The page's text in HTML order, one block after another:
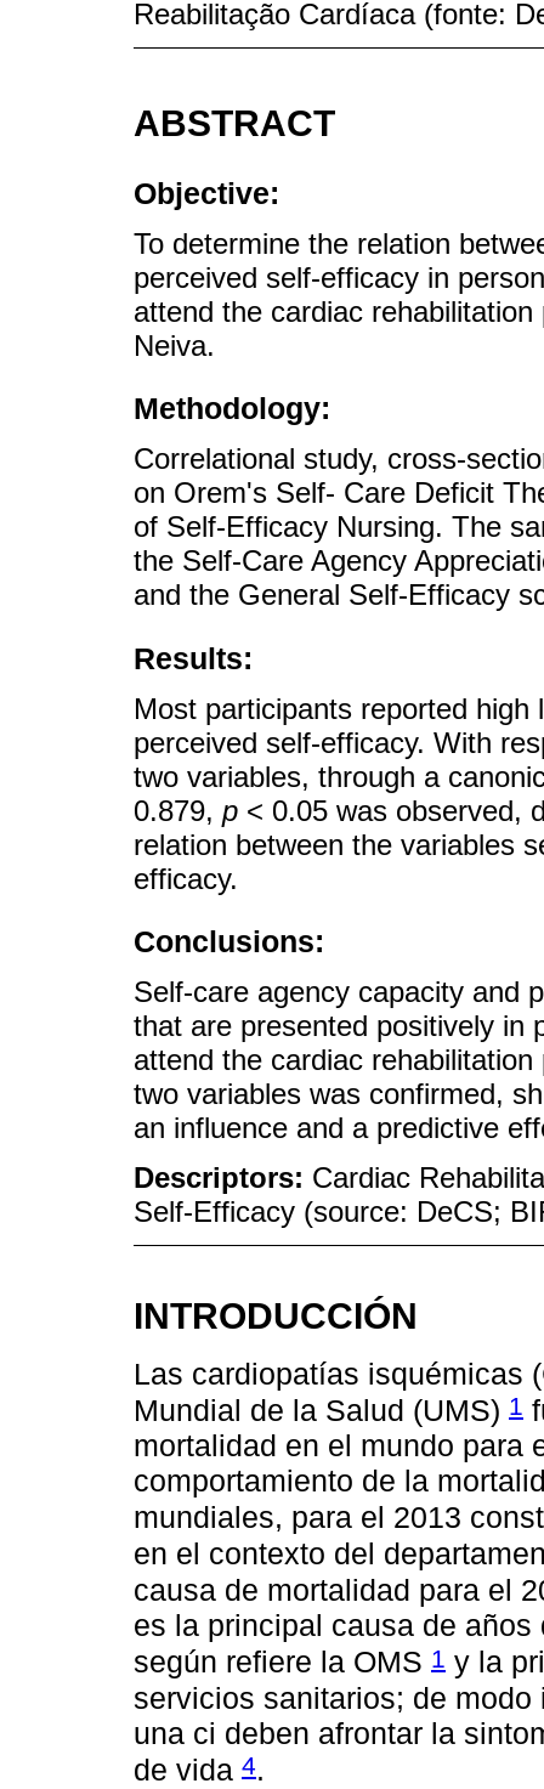
Reabilitação Cardíaca (fonte:
ABSTRACT
Objective:
To determine the relation
perceived self-efficacy in
attend the cardiac
Neiva.
Methodology:
Correlational study, cross-
on Orem's Self- Care Deficit
of Self-Efficacy Nursing. The
the Self-Care Agency
and the General Self-Efficacy
Results:
Most participants reported
perceived self-efficacy. With
two variables, through a
0.879, p < 0.05 was observed,
relation between the variables
efficacy.
Conclusions:
Self-care agency capacity and
that are presented positively in
attend the cardiac
two variables was confirmed,
an influence and a predictive
Descriptors: Cardiac
Self-Efficacy (source: DeCS;
INTRODUCCIÓN
Las cardiopatías isquémicas
Mundial de la Salud (UMS) 1
mortalidad en el mundo para
comportamiento de la
mundiales, para el 2013
en el contexto del
causa de mortalidad para el
es la principal causa de
según refiere la OMS 1 y la
servicios sanitarios; de
una ci deben afrontar la
de vida 4.